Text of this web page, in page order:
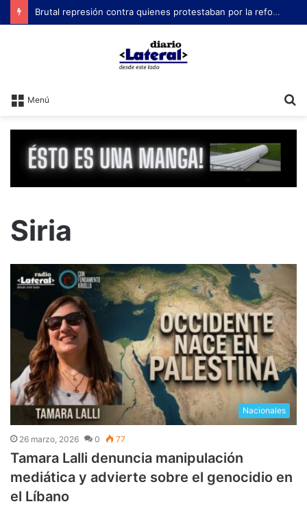
Menú
Siria
Nacionales
26 marzo, 2026 0 77
Tamara Lalli denuncia manipulación
mediática y advierte sobre el genocidio en
el Líbano